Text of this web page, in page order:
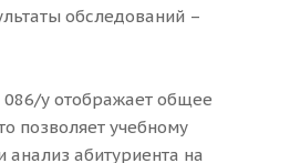
обследований –
у отображает общее
позволяет учебному
абитуриента на